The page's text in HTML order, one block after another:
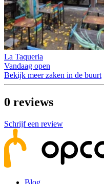
La Taqueria
Vandaag open
Bekijk meer zaken in de buurt
0 reviews
Schrijf een review